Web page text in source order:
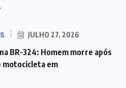
JULHO 27, 2026
BR-324: Homem morre após
motocicleta em